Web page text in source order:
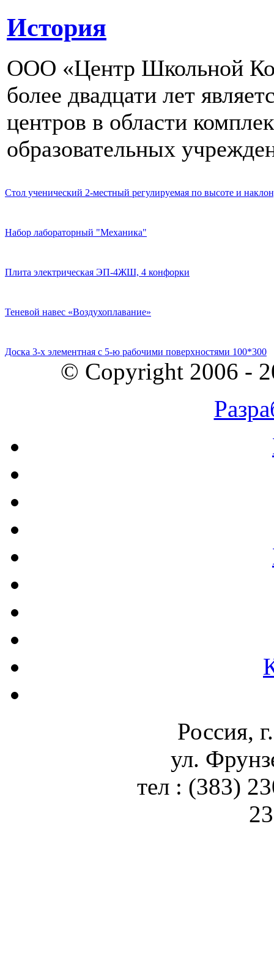
История
ООО «Центр Школьной
более двадцати лет
центров в области
образовательных
Стол ученический 2-местный регулируемая по высоте и
Набор лабораторный "Механика"
Плита электрическая ЭП-4ЖШ, 4 конфорки
Теневой навес «Воздухоплавание»
Доска 3-х элементная с 5-ю рабочими поверхностями 100*300
© Copyright 2006 -
Россия,
ул.
тел : (383)